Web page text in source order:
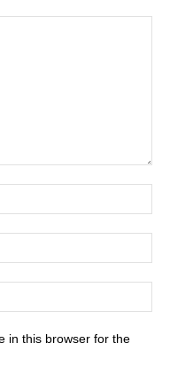
in this browser for the